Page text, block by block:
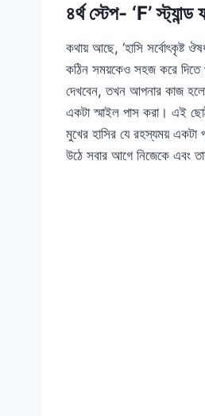
৪র্থ স্টেপ- ‘F’
কথায় আছে, ‘হাসি সর্বোৎকৃষ্ট
কঠিন সময়কেও সহজ করে দিতে
দেখবেন, তখন আপনার কাজ হলো-
একটা স্মাইল পাস করা। এই
মুখের হাসির যে রহস্যময়
উঠে সবার আগে নিজেকে এবং